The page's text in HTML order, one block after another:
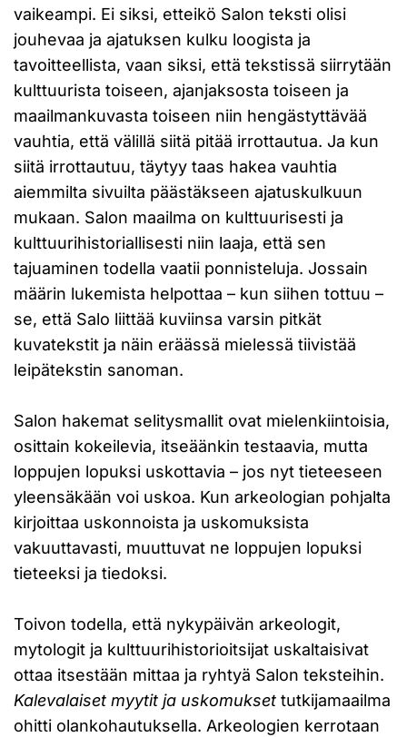
vaikeampi. Ei siksi, etteikö Salon teksti olisi
jouhevaa ja ajatuksen kulku loogista ja
tavoitteellista, vaan siksi, että tekstissä siirrytään
kulttuurista toiseen, ajanjaksosta toiseen ja
maailmankuvasta toiseen niin hengästyttävää
vauhtia, että välillä siitä pitää irrottautua. Ja kun
siitä irrottautuu, täytyy taas hakea vauhtia
aiemmilta sivuilta päästäkseen ajatuskulkuun
mukaan. Salon maailma on kulttuurisesti ja
kulttuurihistoriallisesti niin laaja, että sen
tajuaminen todella vaatii ponnisteluja. Jossain
määrin lukemista helpottaa – kun siihen tottuu –
se, että Salo liittää kuviinsa varsin pitkät
kuvatekstit ja näin eräässä mielessä tiivistää
leipätekstin sanoman.
Salon hakemat selitysmallit ovat mielenkiintoisia,
osittain kokeilevia, itseäänkin testaavia, mutta
loppujen lopuksi uskottavia – jos nyt tieteeseen
yleensäkään voi uskoa. Kun arkeologian pohjalta
kirjoittaa uskonnoista ja uskomuksista
vakuuttavasti, muuttuvat ne loppujen lopuksi
tieteeksi ja tiedoksi.
Toivon todella, että nykypäivän arkeologit,
mytologit ja kulttuurihistorioitsijat uskaltaisivat
ottaa itsestään mittaa ja ryhtyä Salon teksteihin.
Kalevalaiset myytit ja uskomukset tutkijamaailma
ohitti olankohautuksella. Arkeologien kerrotaan